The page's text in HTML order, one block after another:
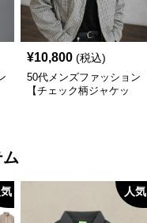
¥10,800 (税込)
50代メンズファッション
【チェック柄ジャケッ
人気